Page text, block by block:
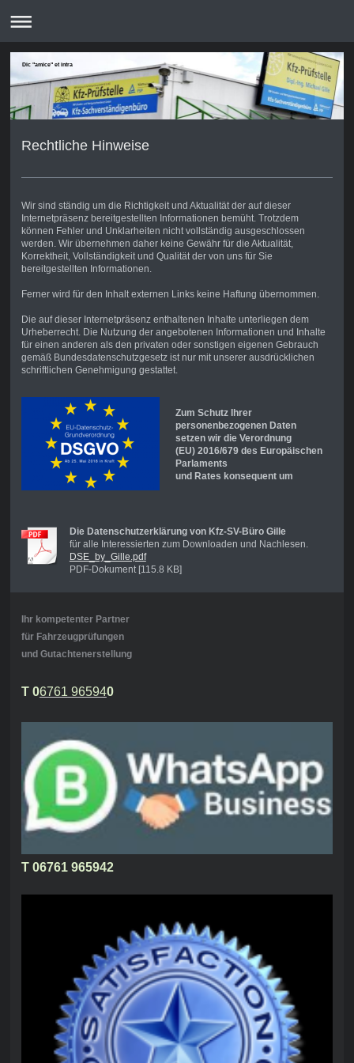
Dic "amice" et intra
Rechtliche Hinweise
Wir sind ständig um die Richtigkeit und Aktualität der auf dieser
Internetpräsenz bereitgestellten Informationen bemüht. Trotzdem
können Fehler und Unklarheiten nicht vollständig ausgeschlossen
werden. Wir übernehmen daher keine Gewähr für die Aktualität,
Korrektheit, Vollständigkeit und Qualität der von uns für Sie
bereitgestellten Informationen.
Ferner wird für den Inhalt externen Links keine Haftung übernommen.
Die auf dieser Internetpräsenz enthaltenen Inhalte unterliegen dem
Urheberrecht. Die Nutzung der angebotenen Informationen und Inhalte
für einen anderen als den privaten oder sonstigen eigenen Gebrauch
gemäß Bundesdatenschutzgesetz ist nur mit unserer ausdrücklichen
schriftlichen Genehmigung gestattet.
Zum Schutz Ihrer
personenbezogenen Daten
setzen wir die Verordnung
(EU) 2016/679 des Europäischen
Parlaments
und Rates konsequent um
Die Datenschutzerklärung von Kfz-SV-Büro Gille
für alle Interessierten zum Downloaden und Nachlesen.
DSE_by_Gille.pdf
PDF-Dokument [115.8 KB]
Ihr kompetenter Partner
für Fahrzeugprüfungen
und Gutachtenerstellung
T 06761 965940
T 06761 965942